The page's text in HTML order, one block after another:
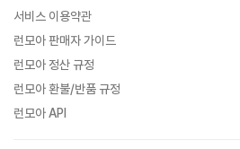
서비스 이용약관
런모아 판매자 가이드
런모아 정산 규정
런모아 환불/반품 규정
런모아 API